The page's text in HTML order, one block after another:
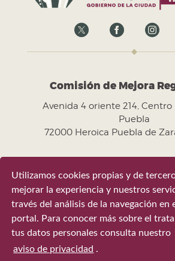
Utilizamos cookies propias y de
mejorar la experiencia y nuestros
través del análisis de la navegación en
portal. Para conocer más sobre el
tus datos personales consulta nuestro
aviso de privacidad .
Comisión de Mejora
Avenida 4 oriente 214,
Puebla
72000 Heroica Puebla de
Gobierno de la Ciudad de
2027
Tel. +52 (222) 309 43 00 -